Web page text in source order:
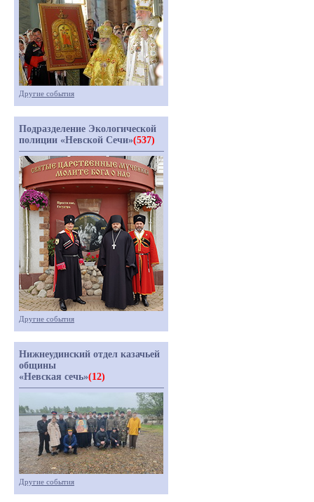
Другие события
Подразделение Экологической
полиции «Невской Сечи»(537)
Другие события
Нижнеудинский отдел казачьей
общины
«Невская сечь»(12)
Другие события